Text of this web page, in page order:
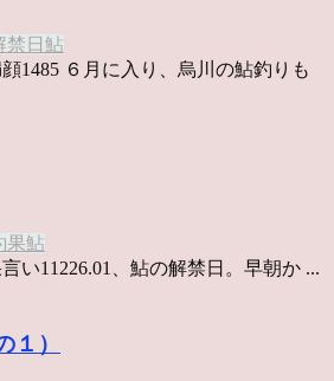
禁日 鮎
1485 ６月に入り、烏川の鮎釣りも
果鮎
い11226.01、鮎の解禁日。早朝か ...
１）